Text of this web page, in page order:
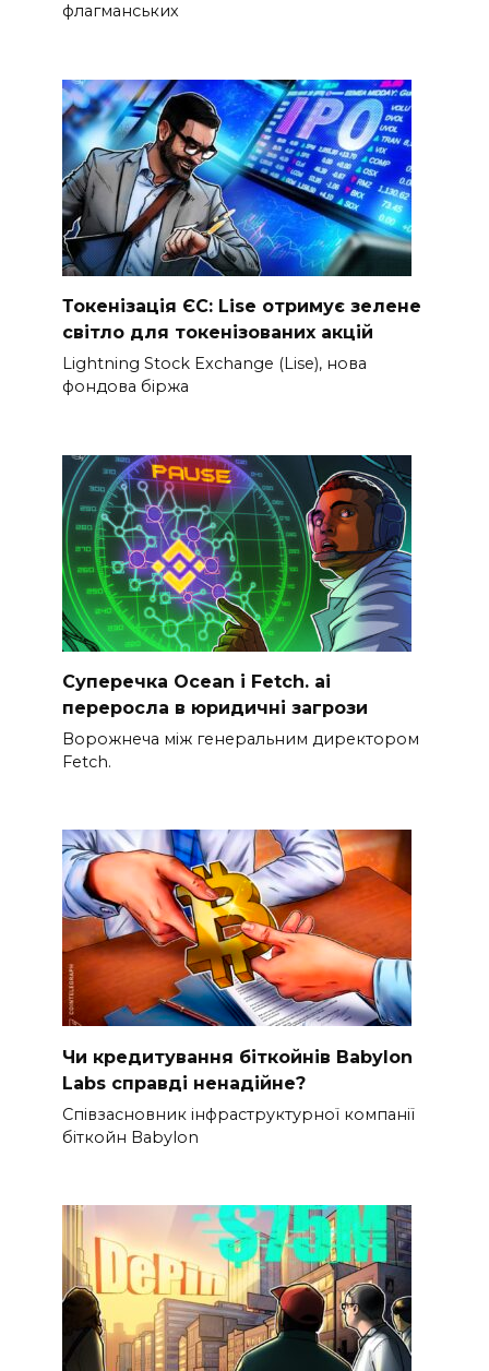
флагманських
Токенізація ЄС: Lise отримує зелене
світло для токенізованих акцій
Lightning Stock Exchange (Lise), нова
фондова біржа
Суперечка Ocean і Fetch. ai
переросла в юридичні загрози
Ворожнеча між генеральним директором
Fetch.
Чи кредитування біткойнів Babylon
Labs справді ненадійне?
Співзасновник інфраструктурної компанії
біткойн Babylon